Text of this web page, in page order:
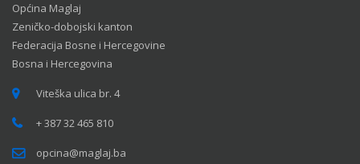
Općina Maglaj
Zeničko-dobojski kanton
Federacija Bosne i Hercegovine
Bosna i Hercegovina
Viteška ulica br. 4
+ 387 32 465 810
opcina@maglaj.ba